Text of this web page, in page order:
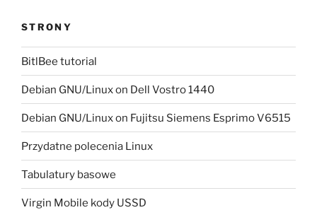
STRONY
BitlBee tutorial
Debian GNU/Linux on Dell Vostro 1440
Debian GNU/Linux on Fujitsu Siemens Esprimo V6515
Przydatne polecenia Linux
Tabulatury basowe
Virgin Mobile kody USSD